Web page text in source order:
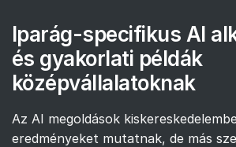
Iparág-specifikus AI
és gyakorlati példák
középvállalatoknak
Az AI megoldások
eredményeket mutatnak, de más